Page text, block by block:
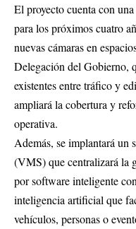
El proyecto cuenta con
para los próximos cuatro
nuevas cámaras en
Delegación del Gobierno,
existentes entre tráfico y
ampliará la cobertura y
operativa.
Además, se implantará un
(VMS) que centralizará la
por software inteligente
inteligencia artificial que
vehículos, personas o